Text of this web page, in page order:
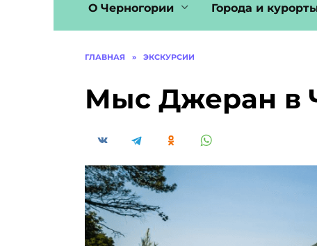
О Черногории Города и
ГЛАВНАЯ » ЭКСКУРСИИ
Мыс Джеран в